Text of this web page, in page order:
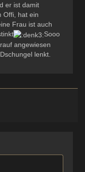
er ist damit
Offi, hat ein
Frau ist auch
Sooo
angewiesen
lenkt.